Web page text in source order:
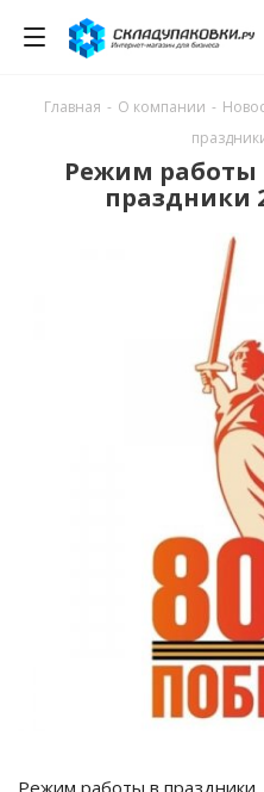
Главная - О компании -
Режим работы
праздники
Режим работы в праздники